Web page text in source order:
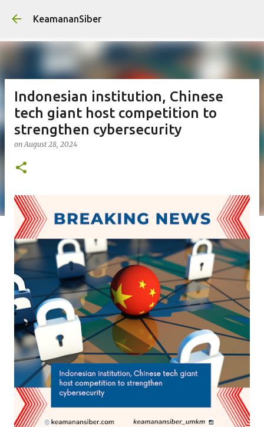
KeamananSiber
Indonesian institution, Chinese
tech giant host competition to
strengthen cybersecurity
onAugust 28, 2024